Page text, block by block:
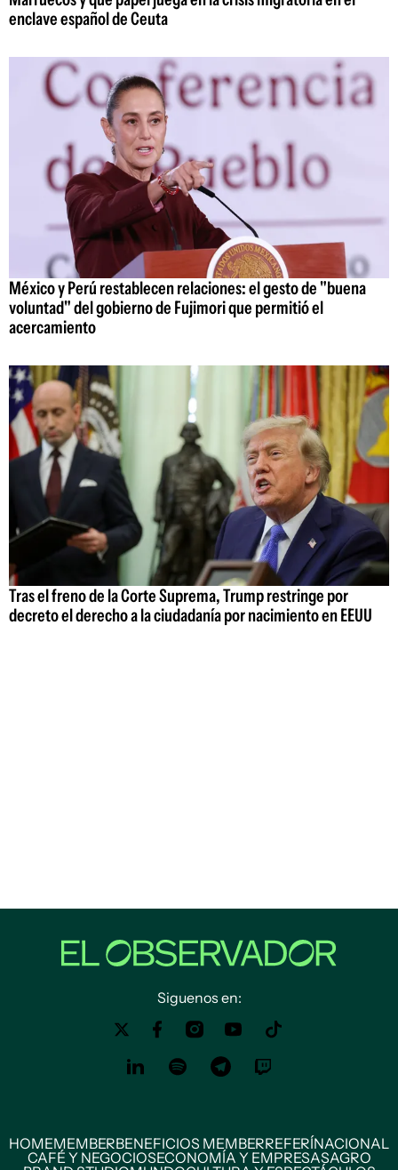
enclave español de Ceuta
México y Perú restablecen relaciones: el gesto de "buena
voluntad" del gobierno de Fujimori que permitió el
acercamiento
Tras el freno de la Corte Suprema, Trump restringe por
decreto el derecho a la ciudadanía por nacimiento en EEUU
Siguenos en:
HOMEMEMBERBENEFICIOS MEMBERREFERÍNACIONAL
CAFÉ Y NEGOCIOSECONOMÍA Y EMPRESASAGRO